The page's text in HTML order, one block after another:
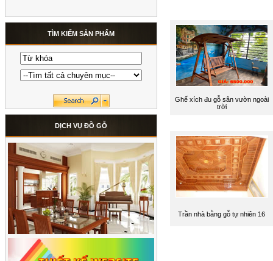
TÌM KIẾM SẢN PHẨM
DỊCH VỤ ĐỒ GỖ
Ghế xích đu gỗ sân vườn ngoài
trời
Trần nhà bằng gỗ tự nhiên 16